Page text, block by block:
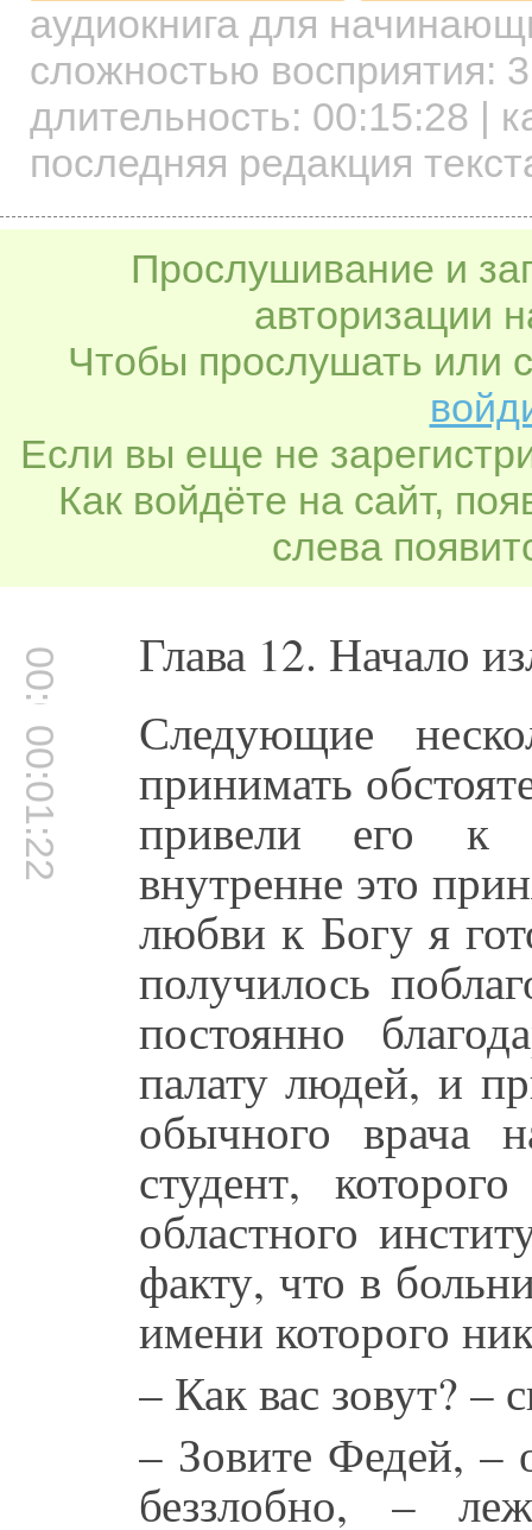
аудиокнига для
сложностью восприятия: 3
длительность: 00:15:28 |
последняя редакция
Прослушивание и
авторизации
Чтобы прослушать или
Если вы еще не
Как войдёте на сайт,
слева
00:00:32 Глава 12. Начало
00:01:22 Следующие
принимать
привели его к
внутренне это
любви к Богу я
получилось
постоянно
палату людей, и
обычного врача
студент,
областного
факту, что в
имени которого
– Как вас зовут? –
– Зовите Федей, –
беззлобно, –